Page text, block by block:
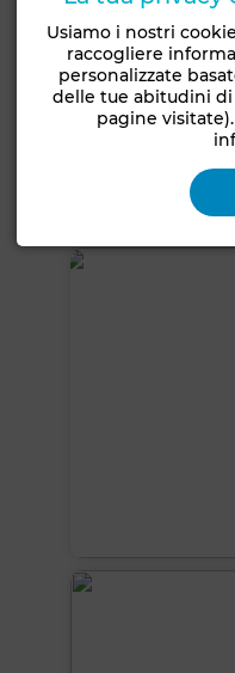
Salotto europeo
Aria condizionata
Cucina attrezzata
Usiamo i nostri
raccogliere
personalizzate
delle tue abitudini
pagine visitate).